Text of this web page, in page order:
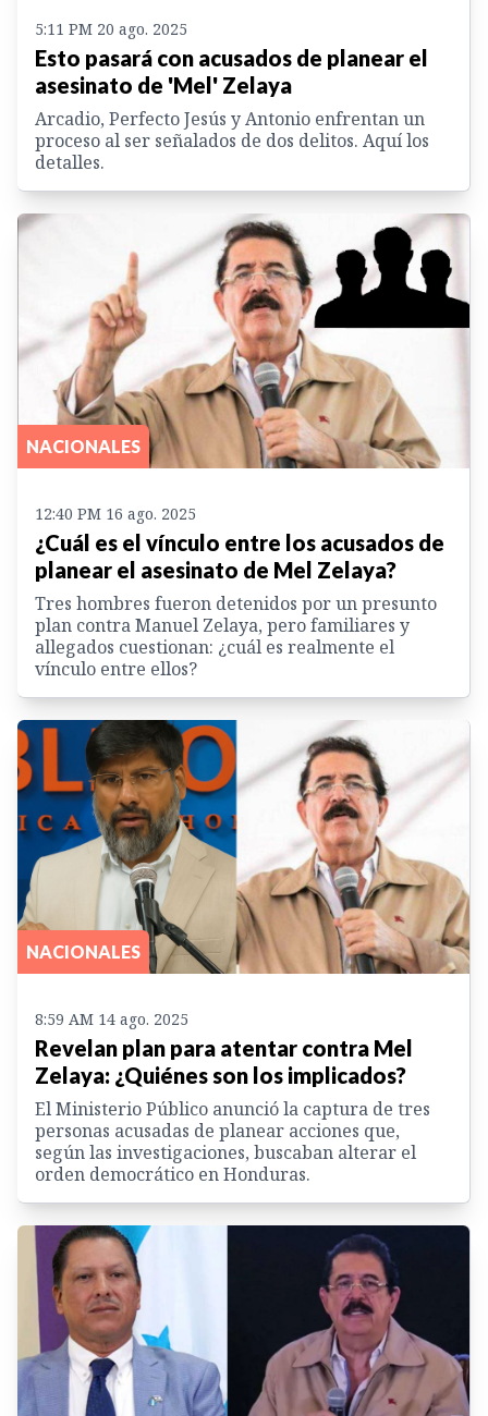
5:11 PM 20 ago. 2025
Esto pasará con acusados de planear el
asesinato de 'Mel' Zelaya
Arcadio, Perfecto Jesús y Antonio enfrentan un
proceso al ser señalados de dos delitos. Aquí los
detalles.
NACIONALES
12:40 PM 16 ago. 2025
¿Cuál es el vínculo entre los acusados de
planear el asesinato de Mel Zelaya?
Tres hombres fueron detenidos por un presunto
plan contra Manuel Zelaya, pero familiares y
allegados cuestionan: ¿cuál es realmente el
vínculo entre ellos?
NACIONALES
8:59 AM 14 ago. 2025
Revelan plan para atentar contra Mel
Zelaya: ¿Quiénes son los implicados?
El Ministerio Público anunció la captura de tres
personas acusadas de planear acciones que,
según las investigaciones, buscaban alterar el
orden democrático en Honduras.